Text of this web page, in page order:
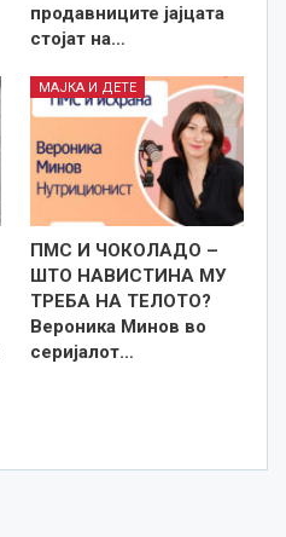
продавниците јајцата
стојат на…
МАЈКА И ДЕТЕ
ПМС И ЧОКОЛАДО –
ШТО НАВИСТИНА МУ
ТРЕБА НА ТЕЛОТО?
Вероника Минов во
серијалот…